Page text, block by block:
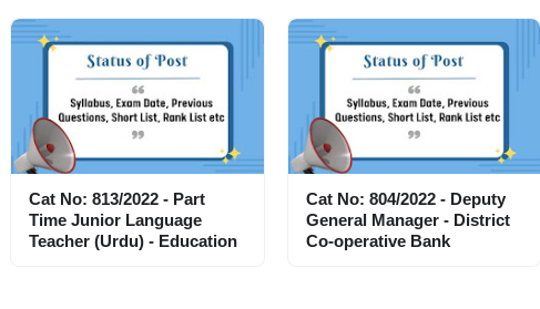
Cat No: 813/2022 - Part
Time Junior Language
Teacher (Urdu) - Education
Cat No: 804/2022 - Deputy
General Manager - District
Co-operative Bank